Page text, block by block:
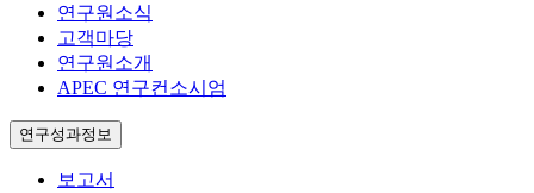
연구원소식
고객마당
연구원소개
APEC 연구컨소시엄
연구성과정보
보고서